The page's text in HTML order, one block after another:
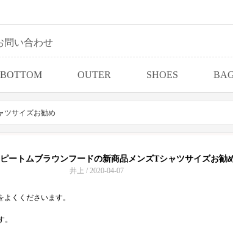
問い合わせ
BOTTOM OUTER SHOES
ツサイズお勧め
ートムブラウンフードの新商品メンズTシャツサイズお勧
井上 / 2020-04-07
くくださいます。